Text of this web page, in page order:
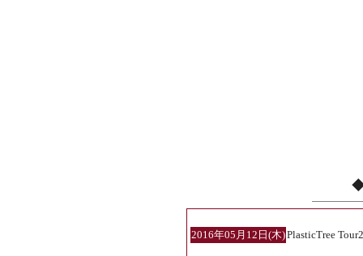
◆
2016年05月12日(木)PlasticTree